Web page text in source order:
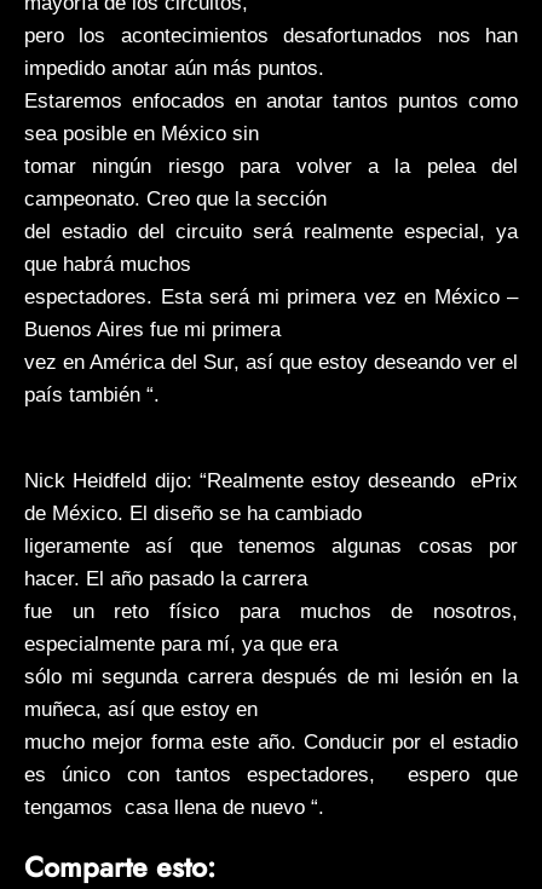
pero los acontecimientos desafortunados nos han
impedido anotar aún más puntos.
Estaremos enfocados en anotar tantos puntos como
sea posible en México sin
tomar ningún riesgo para volver a la pelea del
campeonato. Creo que la sección
del estadio del circuito será realmente especial, ya
que habrá muchos
espectadores. Esta será mi primera vez en México –
Buenos Aires fue mi primera
vez en América del Sur, así que estoy deseando ver el
país también “.
Nick Heidfeld dijo: “Realmente estoy deseando ePrix
de México. El diseño se ha cambiado
ligeramente así que tenemos algunas cosas por
hacer. El año pasado la carrera
fue un reto físico para muchos de nosotros,
especialmente para mí, ya que era
sólo mi segunda carrera después de mi lesión en la
muñeca, así que estoy en
mucho mejor forma este año. Conducir por el estadio
es único con tantos espectadores, espero que
tengamos casa llena de nuevo “.
Comparte esto: